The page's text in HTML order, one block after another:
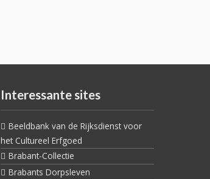
Interessante sites
Beeldbank van de Rijksdienst voor
het Cultureel Erfgoed
Brabant-Collectie
Brabants Dorpsleven